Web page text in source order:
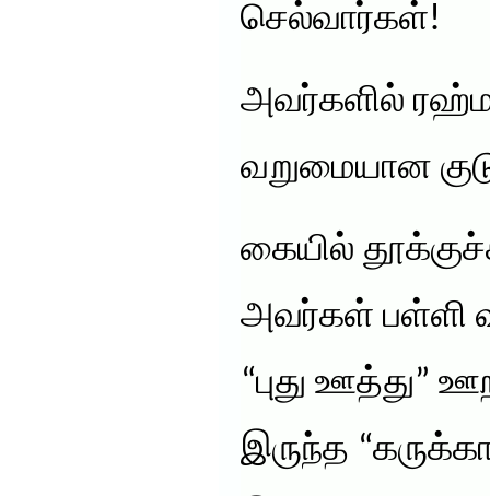
செல்வார்கள்!
அவர்களில்
வறுமையான
கையில்
அவர்கள் பள்ளி
“புது ஊத்து”
இருந்த